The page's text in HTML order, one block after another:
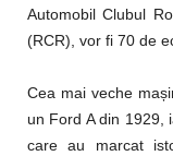
Automobil Clubul
(RCR), vor fi 70 de
Cea mai veche
un Ford A din 1929,
care au marcat